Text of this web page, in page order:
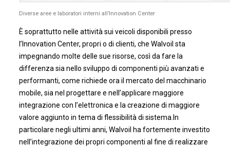
Diverse aree e laboratori interni all’Innovation Center
È soprattutto nelle attività sui veicoli disponibili presso
l’Innovation Center, propri o di clienti, che Walvoil sta
impegnando molte delle sue risorse, così da fare la
differenza sia nello sviluppo di componenti più avanzati e
performanti, come richiede ora il mercato del macchinario
mobile, sia nel progettare e nell’applicare maggiore
integrazione con l’elettronica e la creazione di maggiore
valore aggiunto in tema di flessibilità di sistema.In
particolare negli ultimi anni, Walvoil ha fortemente investito
nell’integrazione dei propri componenti al fine di realizzare